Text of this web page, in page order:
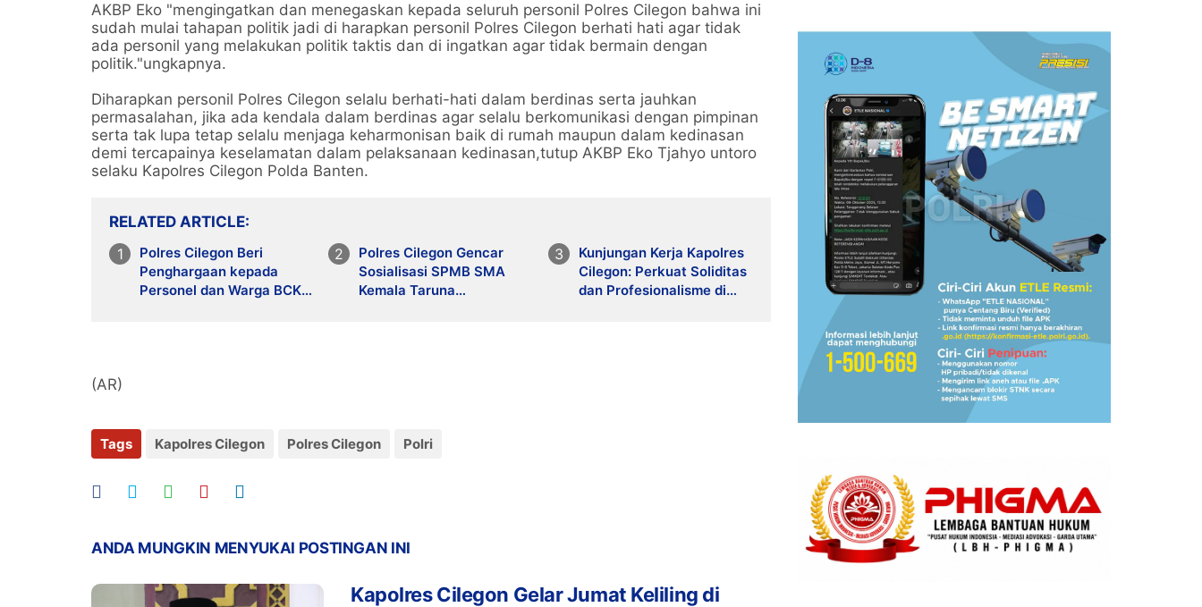
AKBP Eko "mengingatkan dan menegaskan kepada seluruh personil Polres Cilegon bahwa ini
sudah mulai tahapan politik jadi di harapkan personil Polres Cilegon berhati hati agar tidak
ada personil yang melakukan politik taktis dan di ingatkan agar tidak bermain dengan
politik."ungkapnya.
Diharapkan personil Polres Cilegon selalu berhati-hati dalam berdinas serta jauhkan
permasalahan, jika ada kendala dalam berdinas agar selalu berkomunikasi dengan pimpinan
serta tak lupa tetap selalu menjaga keharmonisan baik di rumah maupun dalam kedinasan
demi tercapainya keselamatan dalam pelaksanaan kedinasan,tutup AKBP Eko Tjahyo untoro
selaku Kapolres Cilegon Polda Banten.
RELATED ARTICLE
Polres Cilegon Beri
Penghargaan kepada
Personel dan Warga BCK
Polres Cilegon Gencar
Sosialisasi SPMB SMA
Kemala Taruna
Kunjungan Kerja Kapolres
Cilegon: Perkuat Soliditas
dan Profesionalisme di
(AR)
Tags Kapolres Cilegon Polres Cilegon Polri
ANDA MUNGKIN MENYUKAI POSTINGAN INI
Kapolres Cilegon Gelar Jumat Keliling di